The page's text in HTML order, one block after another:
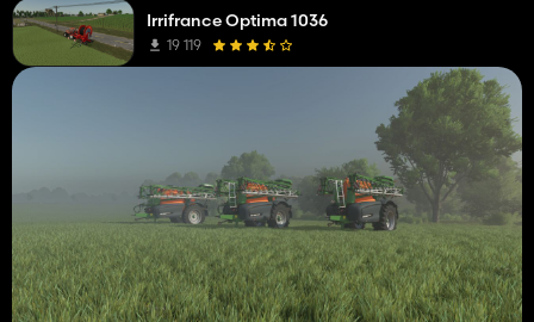
Irrifrance Optima 1036
19 119